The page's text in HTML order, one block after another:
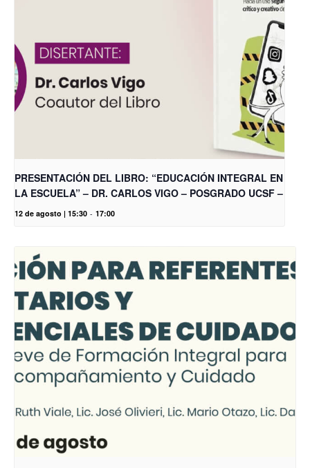
PRESENTACIÓN DEL LIBRO: “EDUCACIÓN INTEGRAL EN
LA ESCUELA” – DR. CARLOS VIGO – POSGRADO UCSF –
12 de agosto | 15:30 - 17:00